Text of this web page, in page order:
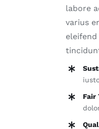
labore
varius
Fair